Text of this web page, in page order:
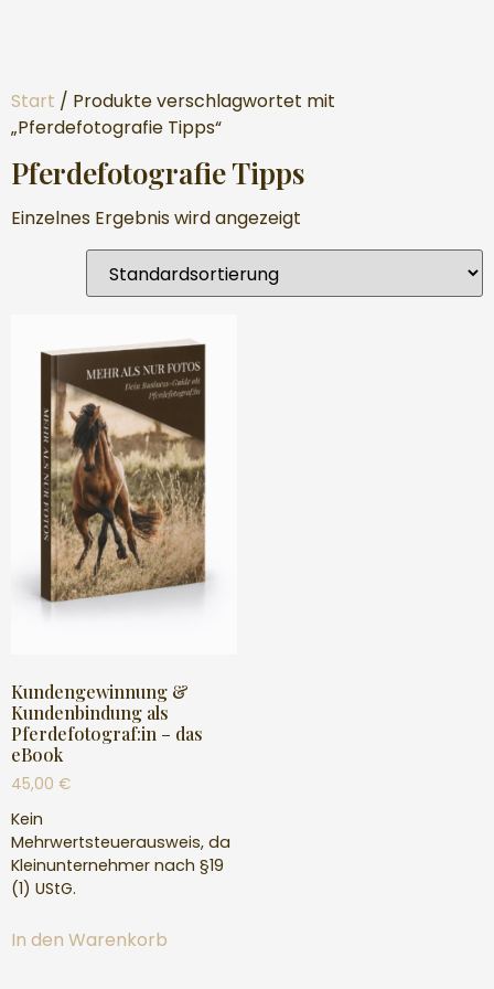
Start / Produkte verschlagwortet mit
„Pferdefotografie Tipps“
Pferdefotografie Tipps
Einzelnes Ergebnis wird angezeigt
Kundengewinnung &
Kundenbindung als
Pferdefotograf:in – das
eBook
45,00 €
Kein
Mehrwertsteuerausweis, da
Kleinunternehmer nach §19
(1) UStG.
In den Warenkorb